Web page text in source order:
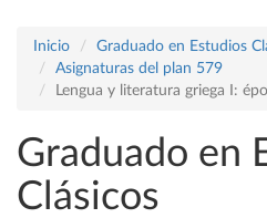
Inicio
Graduado en Estudios
Asignaturas del plan 579
Lengua y literatura griega I:
Graduado en
Clásicos